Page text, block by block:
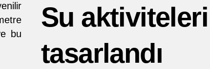
bu
Su
tasarlandı